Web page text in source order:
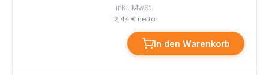
inkl. MwSt.
2,44 € netto
In den Warenkorb